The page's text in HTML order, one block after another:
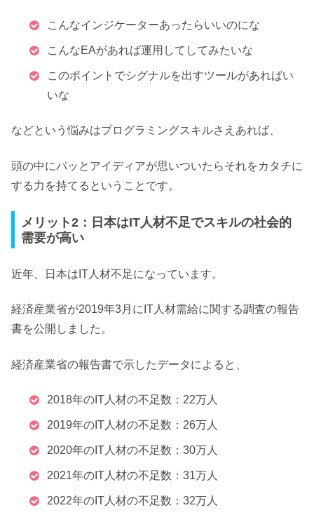
こんなインジケーターあったらいいのにな
こんなEAがあれば運用してしてみたいな
このポイントでシグナルを出すツールがあればい
いな
などという悩みはプログラミングスキルさえあれば、
頭の中にパッとアイディアが思いついたらそれをカタチに
する力を持てるということです。
メリット2：日本はIT人材不足でスキルの社会的
需要が高い
近年、 日本はIT人材不足になっています。
経済産業省が2019年3月にIT人材需給に関する調査の報告
書を公開しました。
経済産業省の報告書で示したデータによると、
2018年のIT人材の不足数：22万人
2019年のIT人材の不足数：26万人
2020年のIT人材の不足数：30万人
2021年のIT人材の不足数：31万人
2022年のIT人材の不足数：32万人